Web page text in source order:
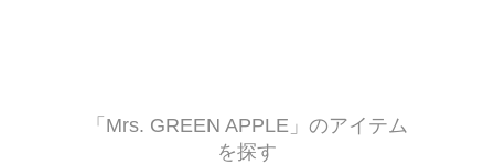
「Mrs. GREEN APPLE」のアイテム
を探す